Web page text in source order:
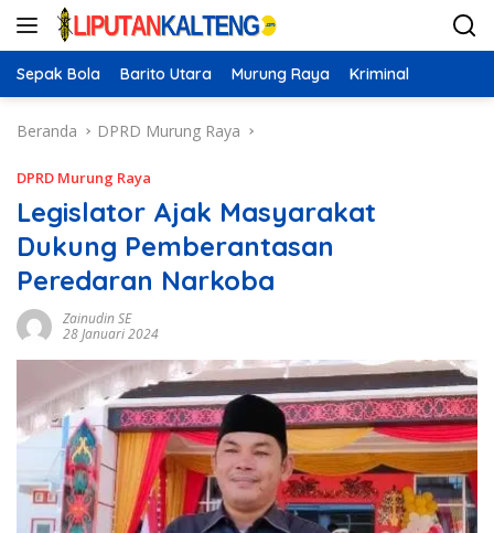
Langsung
Sepak Bola Barito Utara Murung Raya Kriminal
Beranda DPRD Murung Raya
DPRD Murung Raya
Legislator Ajak Masyarakat
Dukung Pemberantasan
Peredaran Narkoba
Zainudin SE
28 Januari 2024